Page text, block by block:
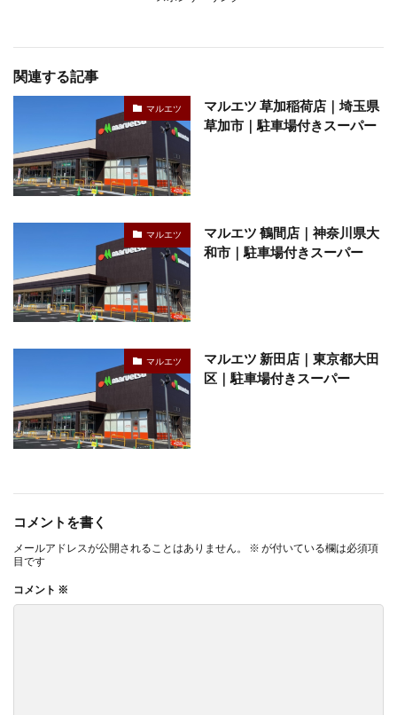
関連する記事
マルエツ
マルエツ 草加稲荷店｜埼玉県
草加市｜駐車場付きスーパー
マルエツ
マルエツ 鶴間店｜神奈川県大
和市｜駐車場付きスーパー
マルエツ
マルエツ 新田店｜東京都大田
区｜駐車場付きスーパー
コメントを書く
メールアドレスが公開されることはありません。 ※ が付いている欄は必須項
目です
コメント ※